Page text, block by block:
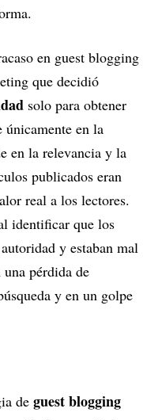
en guest blogging
que decidió
solo para obtener
únicamente en la
en la relevancia y la
publicados eran
real a los lectores.
identificar que los
y estaban mal
pérdida de
y en un golpe
de guest blogging